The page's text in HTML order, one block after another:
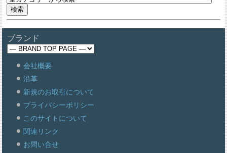
ブランド
会社概要
沿革
新規のお取引について
プライバシーポリシー
このサイトについて
関連リンク
お問い合せ